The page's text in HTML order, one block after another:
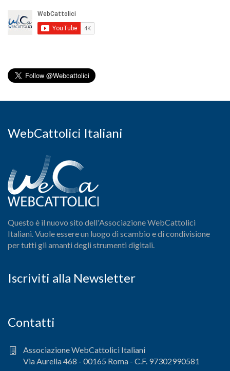
WebCattolici Italiani
Questo è il nuovo sito dell'Associazione WebCattolici
Italiani. Vuole essere un luogo di scambio e di condivisione
per tutti gli amanti degli strumenti digitali.
Iscriviti alla Newsletter
Contatti
Associazione WebCattolici Italiani
Via Aurelia 468 - 00165 Roma - C.F. 97302990581